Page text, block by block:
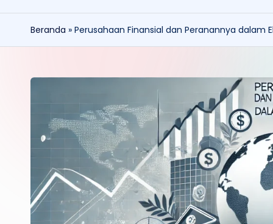
Beranda » Perusahaan Finansial dan Peranannya dalam